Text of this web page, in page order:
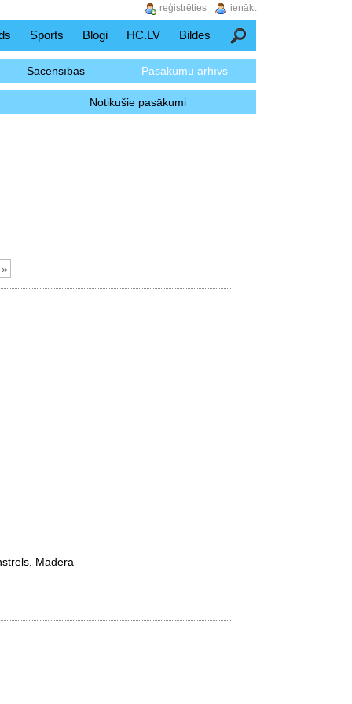
Sports Blogi HC.LV Bildes Meklēšana
Sacensības Pasākumu arhīvs
Notikušie pasākumi
»
Madera
ienākt
reģistrēties